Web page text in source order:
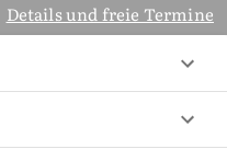
Details und freie Termine